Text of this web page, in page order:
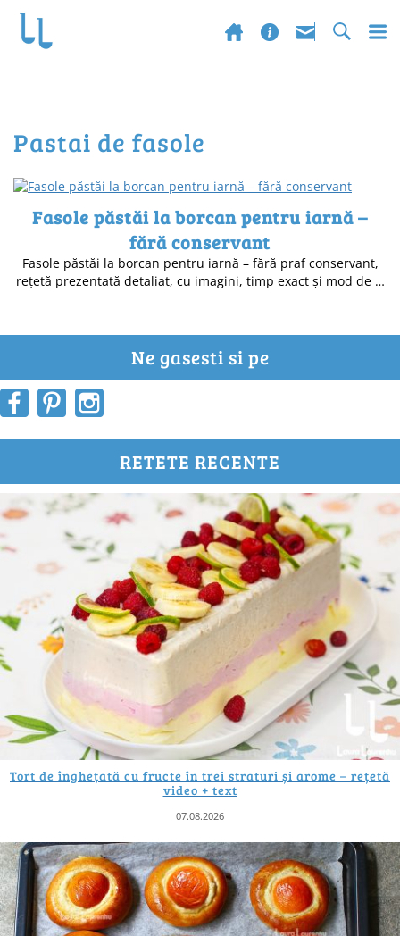
pastai de fasole
Fasole păstăi la borcan pentru iarnă –
fără conservant
Fasole păstăi la borcan pentru iarnă – fără praf conservant,
rețetă prezentată detaliat, cu imagini, timp exact și mod de …
Ne gasesti si pe
RETETE RECENTE
Tort de înghețată cu fructe în trei straturi și arome – rețetă
video + text
07.08.2026